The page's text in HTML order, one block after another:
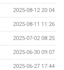
2025-08-12 20:04
2025-08-11 11:26
2025-07-02 08:25
2025-06-30 09:07
2025-06-27 17:44